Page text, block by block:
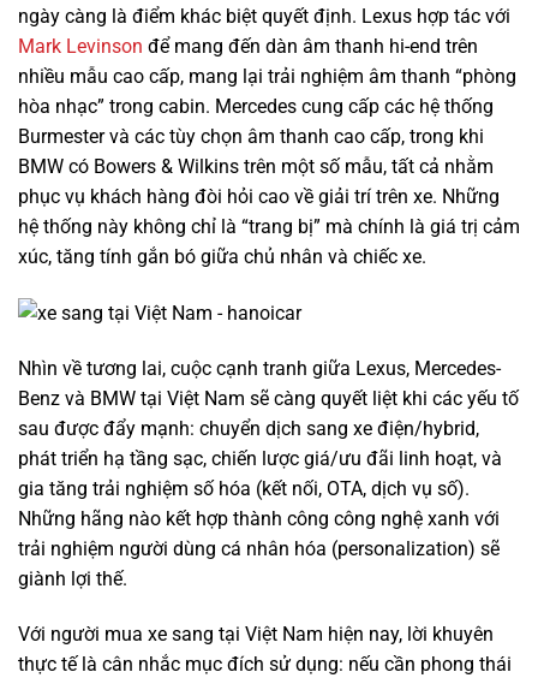
ngày càng là điểm khác biệt quyết định. Lexus hợp tác với
Mark Levinson để mang đến dàn âm thanh hi-end trên
nhiều mẫu cao cấp, mang lại trải nghiệm âm thanh “phòng
hòa nhạc” trong cabin. Mercedes cung cấp các hệ thống
Burmester và các tùy chọn âm thanh cao cấp, trong khi
BMW có Bowers & Wilkins trên một số mẫu, tất cả nhằm
phục vụ khách hàng đòi hỏi cao về giải trí trên xe. Những
hệ thống này không chỉ là “trang bị” mà chính là giá trị cảm
xúc, tăng tính gắn bó giữa chủ nhân và chiếc xe.
Nhìn về tương lai, cuộc cạnh tranh giữa Lexus, Mercedes-
Benz và BMW tại Việt Nam sẽ càng quyết liệt khi các yếu tố
sau được đẩy mạnh: chuyển dịch sang xe điện/hybrid,
phát triển hạ tầng sạc, chiến lược giá/ưu đãi linh hoạt, và
gia tăng trải nghiệm số hóa (kết nối, OTA, dịch vụ số).
Những hãng nào kết hợp thành công công nghệ xanh với
trải nghiệm người dùng cá nhân hóa (personalization) sẽ
giành lợi thế.
Với người mua xe sang tại Việt Nam hiện nay, lời khuyên
thực tế là cân nhắc mục đích sử dụng: nếu cần phong thái